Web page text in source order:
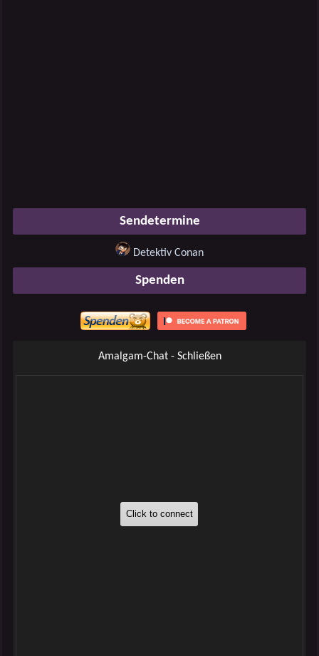
Sendetermine
Detektiv Conan
Spenden
Amalgam-Chat - Schließen